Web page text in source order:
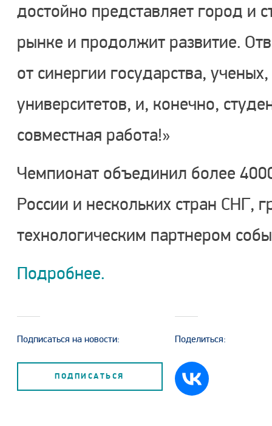
достойно представляет город и
рынке и продолжит развитие.
от синергии государства,
университетов, и, конечно,
совместная работа!»
Чемпионат объединил более
России и нескольких стран СНГ,
технологическим партнером
Подробнее.
Подписаться на новости:
ПОДПИСАТЬСЯ
Поделиться: